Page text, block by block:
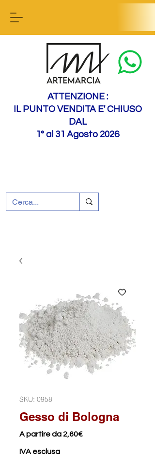
ATTENZIONE :
IL PUNTO VENDITA E' CHIUSO
DAL
1° al 31 Agosto 2026
SKU: 0958
Gesso di Bologna
A partire da 2,60€Prezzo
IVA esclusa